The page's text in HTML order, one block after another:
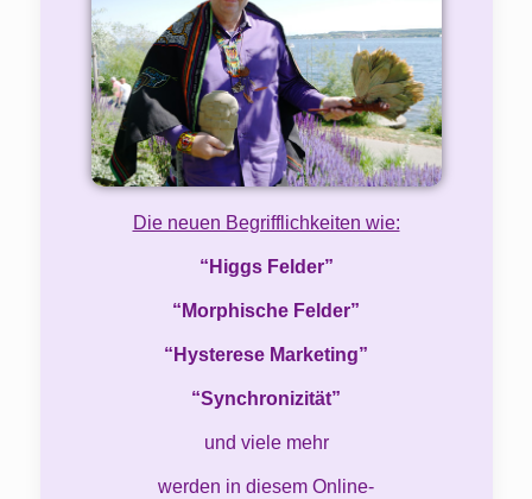
Die neuen Begrifflichkeiten wie:
“Higgs Felder”
“Morphische Felder”
“Hysterese Marketing”
“Synchronizität”
und viele mehr
werden in diesem Online-